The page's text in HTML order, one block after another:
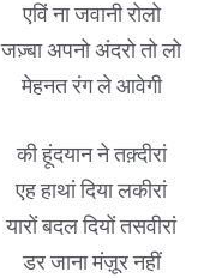
एविं ना जवानी रोलो
जज़्बा अपनो अंदरो तो लो
मेहनत रंग ले आवेगी
की हूंदयान ने तक़्दीरां
एह हाथां दिया लकीरां
यारों बदल दियों तसवीरां
डर जाना मंज़ूर नहीं